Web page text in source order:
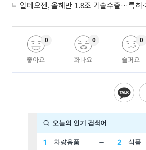
좋아요
0
화나요
0
슬퍼요
0